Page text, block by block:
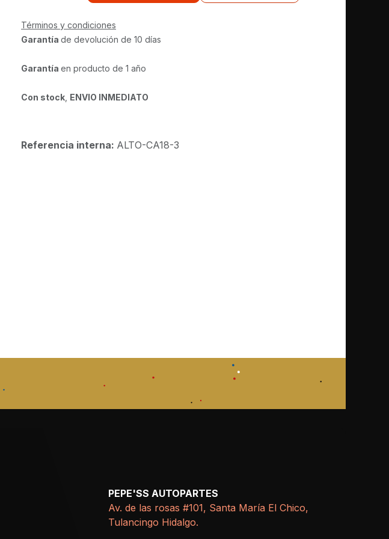
Términos y condiciones
Garantía de devolución de 10 días
Garantía en producto de 1 año
Con stock ENVIO INMEDIATO
Referencia interna: ALTO-CA18-3
PEPE'SS AUTOPARTES
Av. de las rosas #101, Santa María El Chico,
Tulancingo Hidalgo.